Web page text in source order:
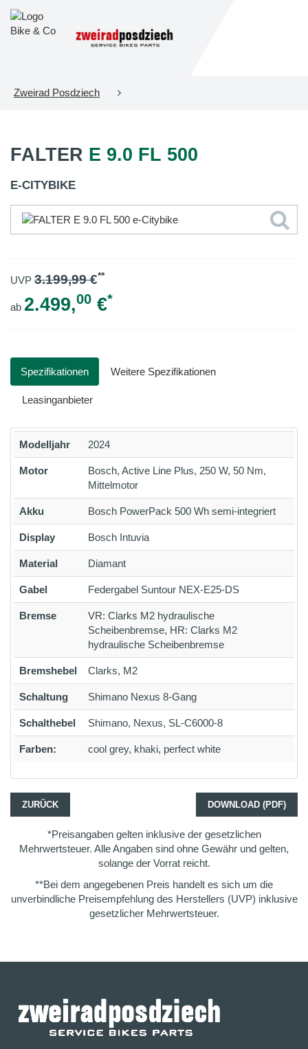
Zweirad Posdziech
FALTER E 9.0 FL 500
E-CITYBIKE
UVP 3.199,99€**
ab 2.499,00 €*
Spezifikationen Weitere Spezifikationen
Leasinganbieter
Modelljahr 2024
Motor
Bosch, Active Line Plus, 250 W, 50 Nm,
Mittelmotor
Akku Bosch PowerPack 500 Wh semi-integriert
Display Bosch Intuvia
Material Diamant
Gabel Federgabel Suntour NEX-E25-DS
Bremse
VR: Clarks M2 hydraulische
Scheibenbremse, HR: Clarks M2
hydraulische Scheibenbremse
Bremshebel Clarks, M2
Schaltung Shimano Nexus 8-Gang
Schalthebel Shimano, Nexus, SL-C6000-8
Farben: cool grey, khaki, perfect white
ZURÜCK DOWNLOAD (PDF)
*Preisangaben gelten inklusive der gesetzlichen
Mehrwertsteuer. Alle Angaben sind ohne Gewähr und gelten,
solange der Vorrat reicht.
**Bei dem angegebenen Preis handelt es sich um die
unverbindliche Preisempfehlung des Herstellers (UVP) inklusive
gesetzlicher Mehrwertsteuer.